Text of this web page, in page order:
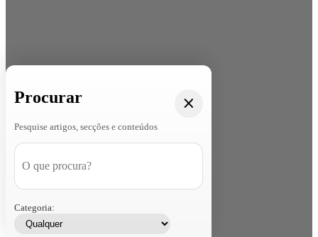
Procurar
Pesquise artigos, secções e conteúdos
Categoria: